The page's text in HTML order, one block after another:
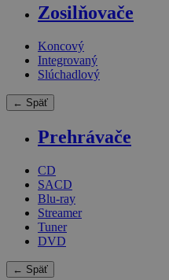
Zosilňovače
Koncový
Integrovaný
Slúchadlový
← Späť
Prehrávače
CD
SACD
Blu-ray
Streamer
Tuner
DVD
← Späť